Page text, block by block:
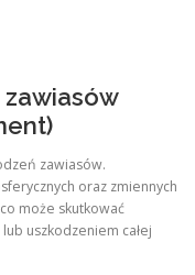
zawiasów.
oraz zmiennych
może skutkować
uszkodzeniem całej